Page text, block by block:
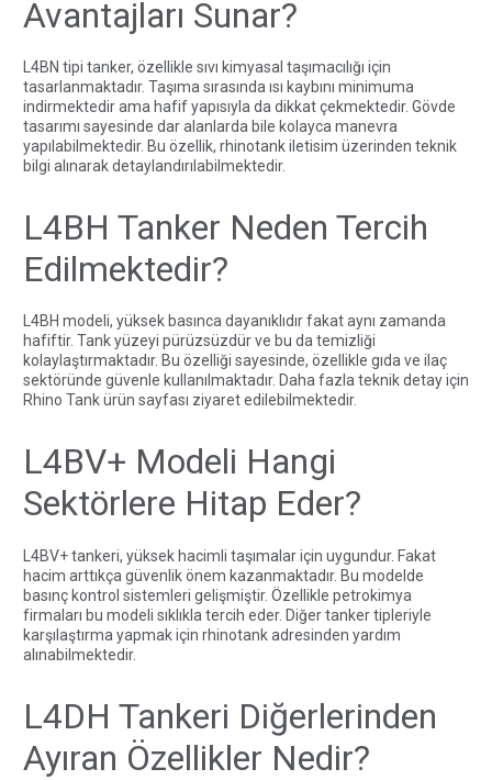
Avantajları Sunar?
L4BN tipi tanker, özellikle sıvı kimyasal taşımacılığı için
tasarlanmaktadır. Taşıma sırasında ısı kaybını minimuma
indirmektedir ama hafif yapısıyla da dikkat çekmektedir. Gövde
tasarımı sayesinde dar alanlarda bile kolayca manevra
yapılabilmektedir. Bu özellik, rhinotank iletisim üzerinden teknik
bilgi alınarak detaylandırılabilmektedir.
L4BH Tanker Neden Tercih
Edilmektedir?
L4BH modeli, yüksek basınca dayanıklıdır fakat aynı zamanda
hafiftir. Tank yüzeyi pürüzsüzdür ve bu da temizliği
kolaylaştırmaktadır. Bu özelliği sayesinde, özellikle gıda ve ilaç
sektöründe güvenle kullanılmaktadır. Daha fazla teknik detay için
Rhino Tank ürün sayfası ziyaret edilebilmektedir.
L4BV+ Modeli Hangi
Sektörlere Hitap Eder?
L4BV+ tankeri, yüksek hacimli taşımalar için uygundur. Fakat
hacim arttıkça güvenlik önem kazanmaktadır. Bu modelde
basınç kontrol sistemleri gelişmiştir. Özellikle petrokimya
firmaları bu modeli sıklıkla tercih eder. Diğer tanker tipleriyle
karşılaştırma yapmak için rhinotankadresinden yardım
alınabilmektedir.
L4DH Tankeri Diğerlerinden
Ayıran Özellikler Nedir?